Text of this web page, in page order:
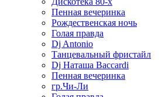
Пенная вечеринка
Рождественская ночь
Голая правда
Dj Antonio
Танцевальный фристайл
Dj Наташа Baccardi
Пенная вечеринка
гр.Чи-Ли